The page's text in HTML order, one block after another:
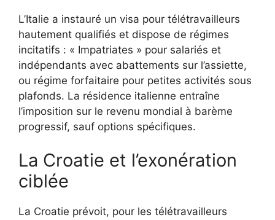
L’Italie a instauré un visa pour télétravailleurs
hautement qualifiés et dispose de régimes
incitatifs : « Impatriates » pour salariés et
indépendants avec abattements sur l’assiette,
ou régime forfaitaire pour petites activités sous
plafonds. La résidence italienne entraîne
l’imposition sur le revenu mondial à barème
progressif, sauf options spécifiques.
La Croatie et l’exonération
ciblée
La Croatie prévoit, pour les télétravailleurs